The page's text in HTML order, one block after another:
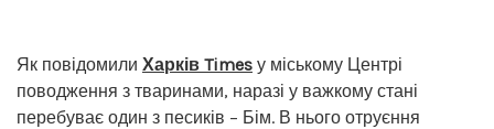
Як повідомили Харків Times у міському Центрі
поводження з тваринами, наразі у важкому стані
перебуває один з песиків – Бім. В нього отруєння